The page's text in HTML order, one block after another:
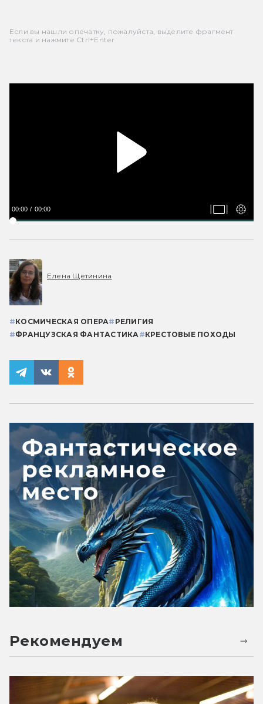
Если вы нашли опечатку, пожалуйста, выделите фрагмент
текста и нажмите Ctrl+Enter.
00:00 00:00
Елена Щетинина
#КОСМИЧЕСКАЯ ОПЕРА# РЕЛИГИЯ
#ФРАНЦУЗСКАЯ ФАНТАСТИКА#КРЕСТОВЫЕ ПОХОДЫ
Рекомендуем